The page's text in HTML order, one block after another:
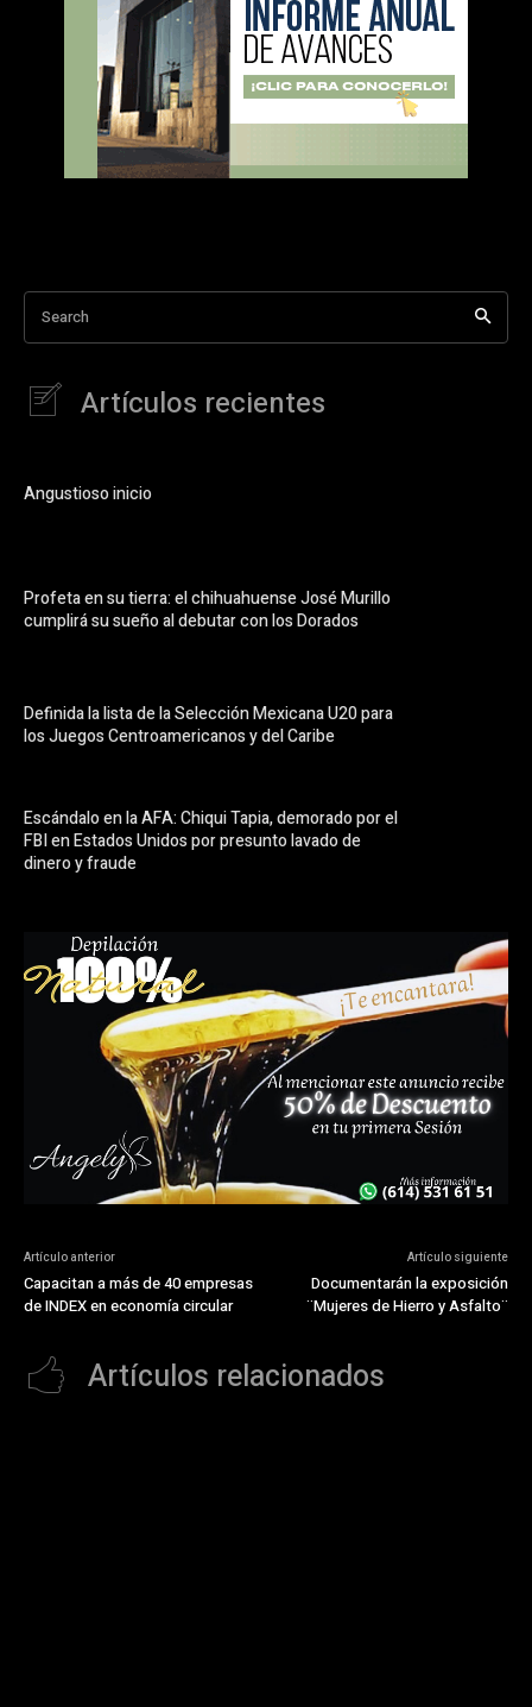
Search
Artículos recientes
Angustioso inicio
Profeta en su tierra: el chihuahuense José Murillo
cumplirá su sueño al debutar con los Dorados
Definida la lista de la Selección Mexicana U20 para
los Juegos Centroamericanos y del Caribe
Escándalo en la AFA: Chiqui Tapia, demorado por el
FBI en Estados Unidos por presunto lavado de
dinero y fraude
Artículo anterior
Capacitan a más de 40 empresas
de INDEX en economía circular
Artículo siguiente
Documentarán la exposición
¨Mujeres de Hierro y Asfalto¨
Artículos relacionados